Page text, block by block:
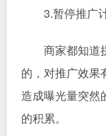
3.暂停推广
商家都知道
的，对推广效果
造成曝光量突然
的积累。